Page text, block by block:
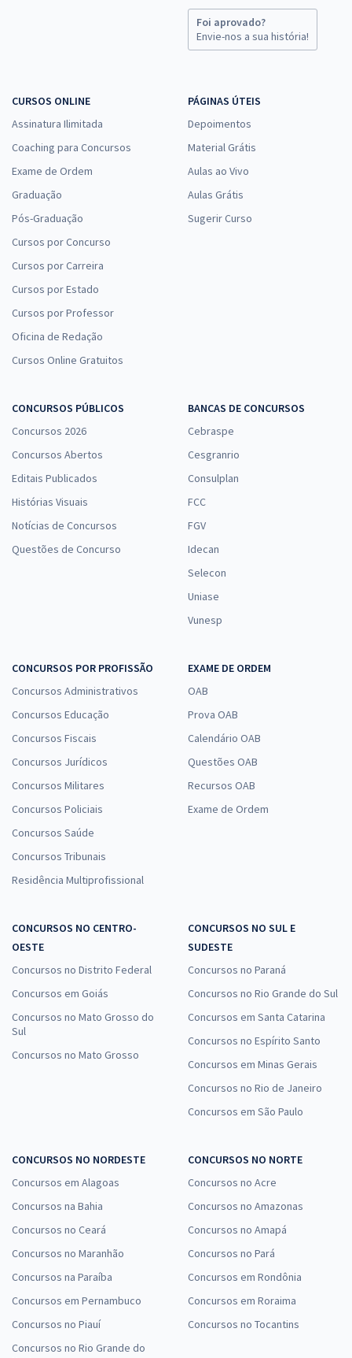
Foi aprovado?
Envie-nos a sua história!
CURSOS ONLINE
Assinatura Ilimitada
Coaching para Concursos
Exame de Ordem
Graduação
Pós-Graduação
Cursos por Concurso
Cursos por Carreira
Cursos por Estado
Cursos por Professor
Oficina de Redação
Cursos Online Gratuitos
PÁGINAS ÚTEIS
Depoimentos
Material Grátis
Aulas ao Vivo
Aulas Grátis
Sugerir Curso
CONCURSOS PÚBLICOS
Concursos 2026
Concursos Abertos
Editais Publicados
Histórias Visuais
Notícias de Concursos
Questões de Concurso
BANCAS DE CONCURSOS
Cebraspe
Cesgranrio
Consulplan
FCC
FGV
Idecan
Selecon
Uniase
Vunesp
CONCURSOS POR PROFISSÃO
Concursos Administrativos
Concursos Educação
Concursos Fiscais
Concursos Jurídicos
Concursos Militares
Concursos Policiais
Concursos Saúde
Concursos Tribunais
Residência Multiprofissional
EXAME DE ORDEM
OAB
Prova OAB
Calendário OAB
Questões OAB
Recursos OAB
Exame de Ordem
CONCURSOS NO CENTRO-
OESTE
Concursos no Distrito Federal
Concursos em Goiás
Concursos no Mato Grosso do
Sul
Concursos no Mato Grosso
CONCURSOS NO SUL E
SUDESTE
Concursos no Paraná
Concursos no Rio Grande do Sul
Concursos em Santa Catarina
Concursos no Espírito Santo
Concursos em Minas Gerais
Concursos no Rio de Janeiro
Concursos em São Paulo
CONCURSOS NO NORDESTE
Concursos em Alagoas
Concursos na Bahia
Concursos no Ceará
Concursos no Maranhão
Concursos na Paraíba
Concursos em Pernambuco
Concursos no Piauí
Concursos no Rio Grande do
CONCURSOS NO NORTE
Concursos no Acre
Concursos no Amazonas
Concursos no Amapá
Concursos no Pará
Concursos em Rondônia
Concursos em Roraima
Concursos no Tocantins